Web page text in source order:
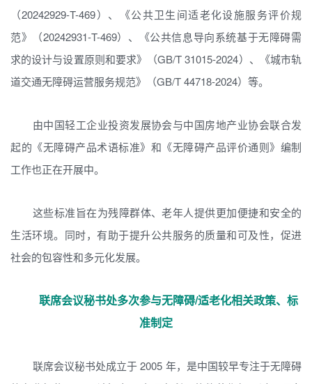
（20242929-T-469）、《公共卫生间适老化设施服务评价规
范》（20242931-T-469）、《公共信息导向系统基于无障碍需
求的设计与设置原则和要求》（GB/T 31015-2024）、《城市轨
道交通无障碍运营服务规范》（GB/T 44718-2024）等。
由中国轻工企业投资发展协会与中国房地产业协会联合发
起的《无障碍产品术语标准》和《无障碍产品评价通则》编制
工作也正在开展中。
这些标准旨在为残障群体、老年人提供更加便捷和安全的
生活环境。同时，有助于提升公共服务的质量和可及性，促进
社会的包容性和多元化发展。
联席会议秘书处多次参与无障碍/适老化相关政策、标
准制定
联席会议秘书处成立于 2005 年，是中国较早专注于无障碍